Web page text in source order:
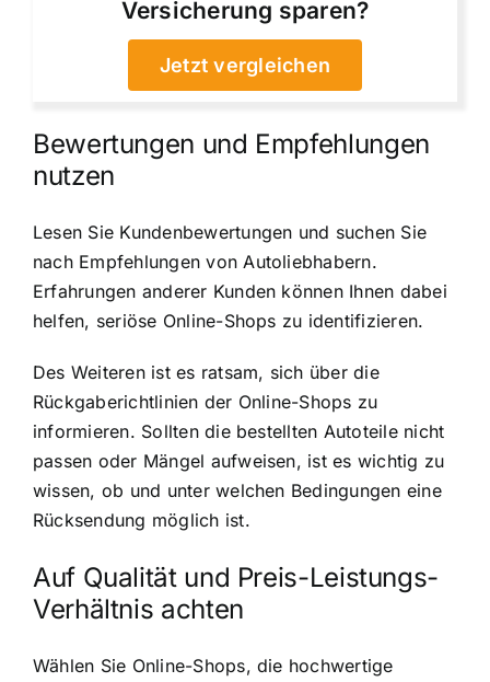
Versicherung sparen?
Jetzt vergleichen
Bewertungen und Empfehlungen
nutzen
Lesen Sie Kundenbewertungen und suchen Sie
nach Empfehlungen von Autoliebhabern.
Erfahrungen anderer Kunden können Ihnen dabei
helfen, seriöse Online-Shops zu identifizieren.
Des Weiteren ist es ratsam, sich über die
Rückgaberichtlinien der Online-Shops zu
informieren. Sollten die bestellten Autoteile nicht
passen oder Mängel aufweisen, ist es wichtig zu
wissen, ob und unter welchen Bedingungen eine
Rücksendung möglich ist.
Auf Qualität und Preis-Leistungs-
Verhältnis achten
Wählen Sie Online-Shops, die hochwertige